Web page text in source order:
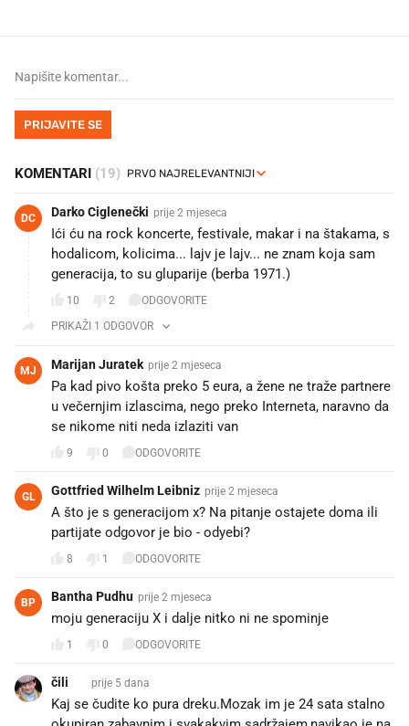
PRIJAVITE SE
KOMENTARI (19)
DC Darko Ciglenečki prije 2 mjeseca
Ići ću na rock koncerte, festivale, makar i na štakama, s
hodalicom, kolicima... lajv je lajv... ne znam koja sam
generacija, to su gluparije (berba 1971.)
10 2
ODGOVORITE
PRIKAŽI 1 ODGOVOR
MJ Marijan Juratek prije 2 mjeseca
Pa kad pivo košta preko 5 eura, a žene ne traže partnere
u večernjim izlascima, nego preko Interneta, naravno da
se nikome niti neda izlaziti van
9 0 ODGOVORITE
GL Gottfried Wilhelm Leibniz prije 2 mjeseca
A što je s generacijom x? Na pitanje ostajete doma ili
partijate odgovor je bio - odyebi?
8 1 ODGOVORITE
BP Bantha Pudhu prije 2 mjeseca
moju generaciju X i dalje nitko ni ne spominje 😂
1 0 ODGOVORITE
čili 🌶️ prije 5 dana
Kaj se čudite ko pura dreku.Mozak im je 24 sata stalno